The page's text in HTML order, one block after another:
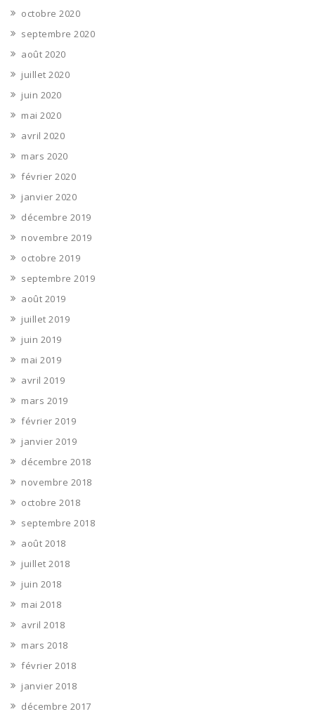
octobre 2020
septembre 2020
août 2020
juillet 2020
juin 2020
mai 2020
avril 2020
mars 2020
février 2020
janvier 2020
décembre 2019
novembre 2019
octobre 2019
septembre 2019
août 2019
juillet 2019
juin 2019
mai 2019
avril 2019
mars 2019
février 2019
janvier 2019
décembre 2018
novembre 2018
octobre 2018
septembre 2018
août 2018
juillet 2018
juin 2018
mai 2018
avril 2018
mars 2018
février 2018
janvier 2018
décembre 2017